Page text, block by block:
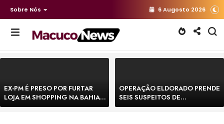
Sobre Nós 6 Augosto 2026
EX-PM É PRESO POR FURTAR
LOJA EM SHOPPING NA BAHIA E
ESCAPA CORRENDO DE
OPERAÇÃO ELDORADO PRENDE
SEIS SUSPEITOS DE
MOVIMENTAR R$ 25 MILHÕES